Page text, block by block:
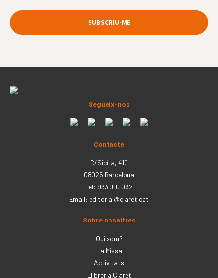
Segueix-nos
Contacte
C/Sicília, 410
08025 Barcelona
Tel: 933 010 062
Email: editorial@claret.cat
Sobre nosaltres
Qui som?
La Missa
Activitats
Llibreria Claret